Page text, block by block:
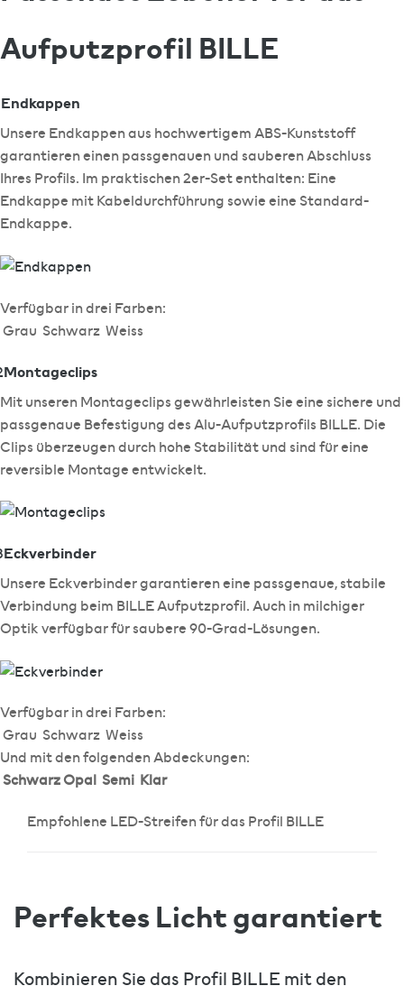
Aufputzprofil BILLE
Endkappen
Unsere Endkappen aus hochwertigem ABS-Kunststoff
garantieren einen passgenauen und sauberen Abschluss
Ihres Profils. Im praktischen 2er-Set enthalten: Eine
Endkappe mit Kabeldurchführung sowie eine Standard-
Endkappe.
Verfügbar in drei Farben:
Grau Schwarz Weiss
Montageclips
Mit unseren Montageclips gewährleisten Sie eine sichere und
passgenaue Befestigung des Alu-Aufputzprofils BILLE. Die
Clips überzeugen durch hohe Stabilität und sind für eine
reversible Montage entwickelt.
Eckverbinder
Unsere Eckverbinder garantieren eine passgenaue, stabile
Verbindung beim BILLE Aufputzprofil. Auch in milchiger
Optik verfügbar für saubere 90-Grad-Lösungen.
Verfügbar in drei Farben:
Grau Schwarz Weiss
Und mit den folgenden Abdeckungen:
SchwarzOpal Semi Klar
Empfohlene LED-Streifen für das Profil BILLE
Perfektes Licht garantiert
Kombinieren Sie das Profil BILLE mit den